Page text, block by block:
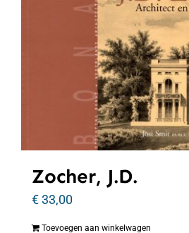
Zocher, J.D.
€33,00
Toevoegen aan winkelwagen